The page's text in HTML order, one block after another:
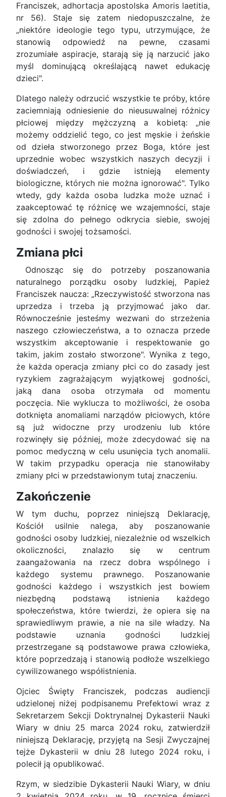
Franciszek, adhortacja apostolska Amoris laetitia,
nr 56). Staje się zatem niedopuszczalne, że
„niektóre ideologie tego typu, utrzymujące, że
stanowią odpowiedź na pewne, czasami
zrozumiałe aspiracje, starają się ją narzucić jako
myśl dominującą określającą nawet edukację
dzieci".
Dlatego należy odrzucić wszystkie te próby, które
zaciemniają odniesienie do nieusuwalnej różnicy
płciowej między mężczyzną a kobietą: „nie
możemy oddzielić tego, co jest męskie i żeńskie
od dzieła stworzonego przez Boga, które jest
uprzednie wobec wszystkich naszych decyzji i
doświadczeń, i gdzie istnieją elementy
biologiczne, których nie można ignorować". Tylko
wtedy, gdy każda osoba ludzka może uznać i
zaakceptować tę różnicę we wzajemności, staje
się zdolna do pełnego odkrycia siebie, swojej
godności i swojej tożsamości.
Zmiana płci
Odnosząc się do potrzeby poszanowania
naturalnego porządku osoby ludzkiej, Papież
Franciszek naucza: „Rzeczywistość stworzona nas
uprzedza i trzeba ją przyjmować jako dar.
Równocześnie jesteśmy wezwani do strzeżenia
naszego człowieczeństwa, a to oznacza przede
wszystkim akceptowanie i respektowanie go
takim, jakim zostało stworzone". Wynika z tego,
że każda operacja zmiany płci co do zasady jest
ryzykiem zagrażającym wyjątkowej godności,
jaką dana osoba otrzymała od momentu
poczęcia. Nie wyklucza to możliwości, że osoba
dotknięta anomaliami narządów płciowych, które
są już widoczne przy urodzeniu lub które
rozwinęły się później, może zdecydować się na
pomoc medyczną w celu usunięcia tych anomalii.
W takim przypadku operacja nie stanowiłaby
zmiany płci w przedstawionym tutaj znaczeniu.
Zakończenie
W tym duchu, poprzez niniejszą Deklarację,
Kościół usilnie nalega, aby poszanowanie
godności osoby ludzkiej, niezależnie od wszelkich
okoliczności, znalazło się w centrum
zaangażowania na rzecz dobra wspólnego i
każdego systemu prawnego. Poszanowanie
godności każdego i wszystkich jest bowiem
niezbędną podstawą istnienia każdego
społeczeństwa, które twierdzi, że opiera się na
sprawiedliwym prawie, a nie na sile władzy. Na
podstawie uznania godności ludzkiej
przestrzegane są podstawowe prawa człowieka,
które poprzedzają i stanowią podłoże wszelkiego
cywilizowanego współistnienia.
Ojciec Święty Franciszek, podczas audiencji
udzielonej niżej podpisanemu Prefektowi wraz z
Sekretarzem Sekcji Doktrynalnej Dykasterii Nauki
Wiary w dniu 25 marca 2024 roku, zatwierdził
niniejszą Deklarację, przyjętą na Sesji Zwyczajnej
tejże Dykasterii w dniu 28 lutego 2024 roku, i
polecił ją opublikować.
Rzym, w siedzibie Dykasterii Nauki Wiary, w dniu